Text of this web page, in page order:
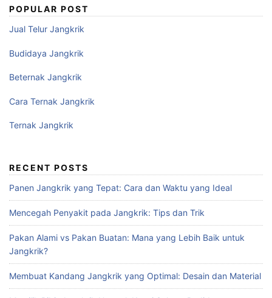
POPULAR POST
Jual Telur Jangkrik
Budidaya Jangkrik
Beternak Jangkrik
Cara Ternak Jangkrik
Ternak Jangkrik
RECENT POSTS
Panen Jangkrik yang Tepat: Cara dan Waktu yang Ideal
Mencegah Penyakit pada Jangkrik: Tips dan Trik
Pakan Alami vs Pakan Buatan: Mana yang Lebih Baik untuk
Jangkrik?
Membuat Kandang Jangkrik yang Optimal: Desain dan Material